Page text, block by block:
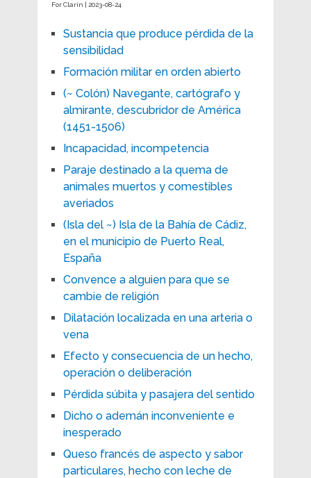
For Clarín | 2023-08-24
Sustancia que produce pérdida de la
sensibilidad
Formación militar en orden abierto
(~ Colón) Navegante, cartógrafo y
almirante, descubridor de América
(1451-1506)
Incapacidad, incompetencia
Paraje destinado a la quema de
animales muertos y comestibles
averiados
(Isla del ~) Isla de la Bahía de Cádiz,
en el municipio de Puerto Real,
España
Convence a alguien para que se
cambie de religión
Dilatación localizada en una arteria o
vena
Efecto y consecuencia de un hecho,
operación o deliberación
Pérdida súbita y pasajera del sentido
Dicho o ademán inconveniente e
inesperado
Queso francés de aspecto y sabor
particulares, hecho con leche de